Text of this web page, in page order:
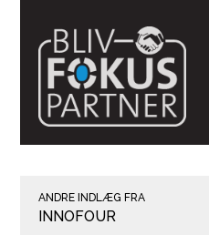
ANDRE INDLÆG FRA
INNOFOUR